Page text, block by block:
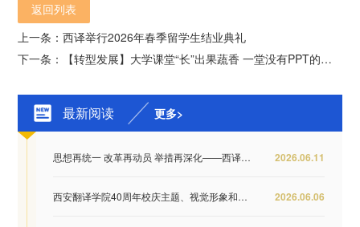
返回列表
上一条：西译举行2026年春季留学生结业典礼
下一条：【转型发展】大学课堂“长”出果蔬香 一堂没有PPT的课迎来满园大丰收
最新阅读 更多>
2026.06.11
思想再统一 改革再动员 举措再深化——西译全...
2026.06.06
西安翻译学院40周年校庆主题、视觉形象和纪念...